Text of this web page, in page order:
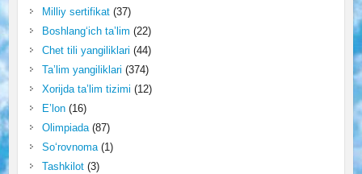
Milliy sertifikat(37)
Boshlang‘ich ta’lim (22)
Chet tili yangiliklari (44)
Ta’lim yangiliklari (374)
Xorijda ta’lim tizimi (12)
E’lon(16)
Olimpiada(87)
So‘rovnoma(1)
Tashkilot(3)